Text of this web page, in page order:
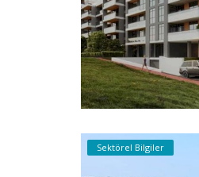
Sektörel Bilgiler